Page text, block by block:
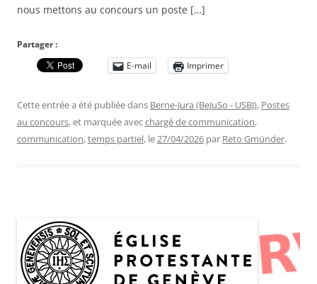
nous mettons au concours un poste […]
Partager :
E-mail
Imprimer
Cette entrée a été publiée dans Berne-Jura (BeJuSo - USBJ), Postes
au concours, et marquée avecchargé de communication,
communication,temps partiel, le27/04/2026 par Reto Gmünder.